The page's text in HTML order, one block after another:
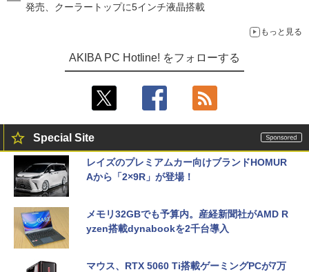
発売、クーラートップに5インチ液晶搭載
もっと見る
AKIBA PC Hotline! をフォローする
Special Site
レイズのプレミアムカー向けブランドHOMUR
Aから「2×9R」が登場！
メモリ32GBでも予算内。産経新聞社がAMD R
yzen搭載dynabookを2千台導入
マウス、RTX 5060 Ti搭載ゲーミングPCが7万